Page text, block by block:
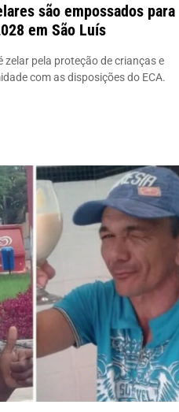
são empossados para
em São Luís
zelar pela proteção de crianças e
com as disposições do ECA.